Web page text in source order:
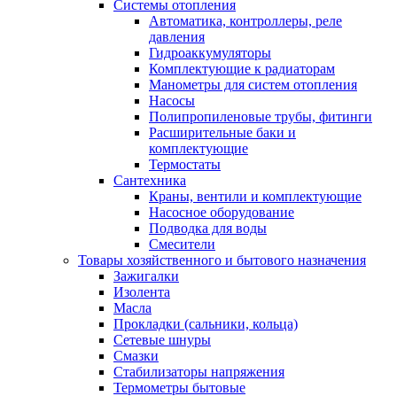
Системы отопления
Автоматика, контроллеры, реле
давления
Гидроаккумуляторы
Комплектующие к радиаторам
Манометры для систем отопления
Насосы
Полипропиленовые трубы, фитинги
Расширительные баки и
комплектующие
Термостаты
Сантехника
Краны, вентили и комплектующие
Насосное оборудование
Подводка для воды
Смесители
Товары хозяйственного и бытового назначения
Зажигалки
Изолента
Масла
Прокладки (сальники, кольца)
Сетевые шнуры
Смазки
Стабилизаторы напряжения
Термометры бытовые